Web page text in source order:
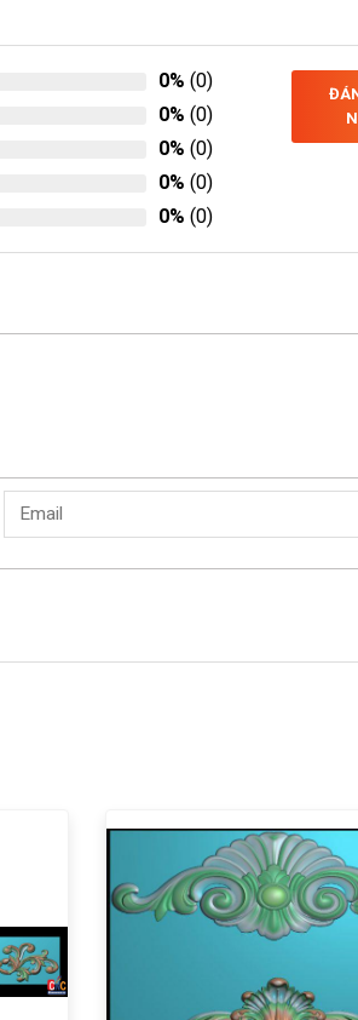
0% (0)
0% (0)
0% (0)
0% (0)
0% (0)